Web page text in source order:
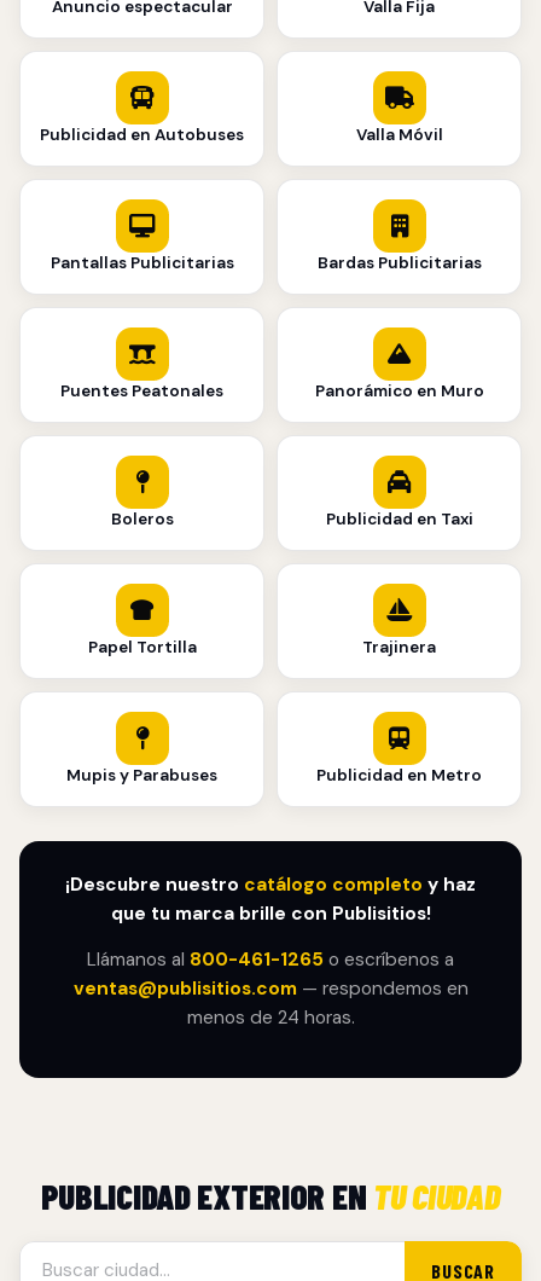
Anuncio espectacular Valla Fija
Publicidad en Autobuses Valla Móvil
Pantallas Publicitarias Bardas Publicitarias
Puentes Peatonales Panorámico en Muro
Boleros Publicidad en Taxi
Papel Tortilla Trajinera
Mupis y Parabuses Publicidad en Metro
¡Descubre nuestro catálogo completo y haz
que tu marca brille con Publisitios!
Llámanos al 800-461-1265 o escríbenos a
ventas@publisitios.com— respondemos en
menos de 24 horas.
PUBLICIDAD EXTERIOR EN TU CIUDAD
BUSCAR